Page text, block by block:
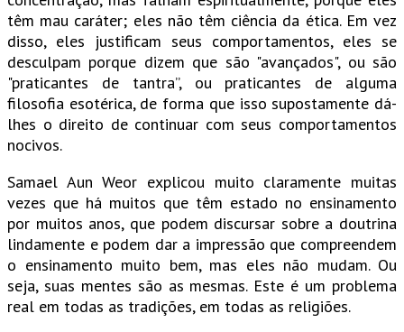
têm mau caráter; eles não têm ciência da ética. Em vez
disso, eles justificam seus comportamentos, eles se
desculpam porque dizem que são "avançados", ou são
"praticantes de tantra”, ou praticantes de alguma
filosofia esotérica, de forma que isso supostamente dá-
lhes o direito de continuar com seus comportamentos
nocivos.
Samael Aun Weor explicou muito claramente muitas
vezes que há muitos que têm estado no ensinamento
por muitos anos, que podem discursar sobre a doutrina
lindamente e podem dar a impressão que compreendem
o ensinamento muito bem, mas eles não mudam. Ou
seja, suas mentes são as mesmas. Este é um problema
real em todas as tradições, em todas as religiões.